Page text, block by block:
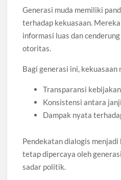
Generasi muda memiliki
terhadap kekuasaan.
informasi luas dan
otoritas.
Bagi generasi ini, kekuasaan
Transparansi kebijakan
Konsistensi antara
Dampak nyata
Pendekatan dialogis
tetap dipercaya oleh
sadar politik.